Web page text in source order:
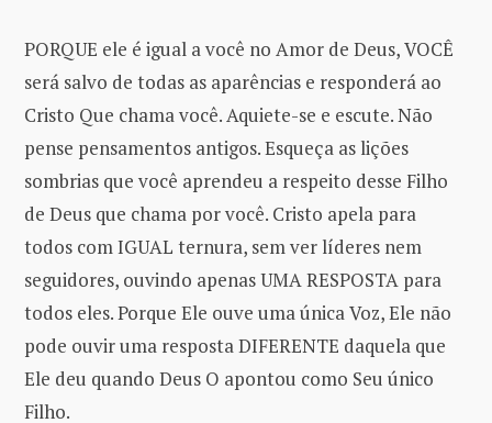
PORQUE ele é igual a você no Amor de Deus, VOCÊ
será salvo de todas as aparências e responderá ao
Cristo Que chama você. Aquiete-se e escute. Não
pense pensamentos antigos. Esqueça as lições
sombrias que você aprendeu a respeito desse Filho
de Deus que chama por você. Cristo apela para
todos com IGUAL ternura, sem ver líderes nem
seguidores, ouvindo apenas UMA RESPOSTA para
todos eles. Porque Ele ouve uma única Voz, Ele não
pode ouvir uma resposta DIFERENTE daquela que
Ele deu quando Deus O apontou como Seu único
Filho.